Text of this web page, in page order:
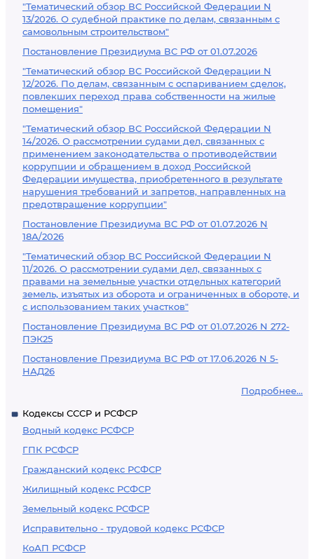
"Тематический обзор ВС Российской Федерации N
13/2026. О судебной практике по делам, связанным с
самовольным строительством"
Постановление Президиума ВС РФ от 01.07.2026
"Тематический обзор ВС Российской Федерации N
12/2026. По делам, связанным с оспариванием сделок,
повлекших переход права собственности на жилые
помещения"
"Тематический обзор ВС Российской Федерации N
14/2026. О рассмотрении судами дел, связанных с
применением законодательства о противодействии
коррупции и обращением в доход Российской
Федерации имущества, приобретенного в результате
нарушения требований и запретов, направленных на
предотвращение коррупции"
Постановление Президиума ВС РФ от 01.07.2026 N
18А/2026
"Тематический обзор ВС Российской Федерации N
11/2026. О рассмотрении судами дел, связанных с
правами на земельные участки отдельных категорий
земель, изъятых из оборота и ограниченных в обороте, и
с использованием таких участков"
Постановление Президиума ВС РФ от 01.07.2026 N 272-
ПЭК25
Постановление Президиума ВС РФ от 17.06.2026 N 5-
НАД26
Подробнее...
Кодексы СССР и РСФСР
Водный кодекс РСФСР
ГПК РСФСР
Гражданский кодекс РСФСР
Жилищный кодекс РСФСР
Земельный кодекс РСФСР
Исправительно - трудовой кодекс РСФСР
КоАП РСФСР